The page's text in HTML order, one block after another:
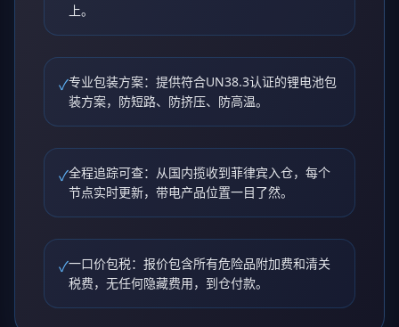
上。
✓专业包装方案：提供符合UN38.3认证的锂电池包
装方案，防短路、防挤压、防高温。
✓全程追踪可查：从国内揽收到菲律宾入仓，每个
节点实时更新，带电产品位置一目了然。
✓一口价包税：报价包含所有危险品附加费和清关
税费，无任何隐藏费用，到仓付款。